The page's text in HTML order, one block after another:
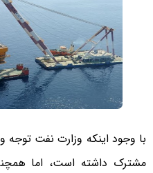
با وجود اینکه وزارت نفت توجه
مشترک داشته است، اما